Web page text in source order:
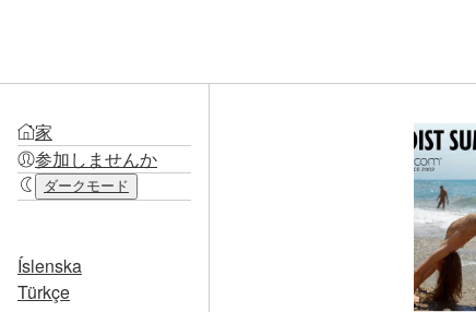
家
参加しませんか
ダークモード
Íslenska
Türkçe